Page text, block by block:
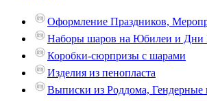
Оформление Праздников,
Наборы шаров на Юбилеи и Дни
Коробки-сюрпризы с шарами
Изделия из пенопласта
Выписки из Роддома, Гендерные